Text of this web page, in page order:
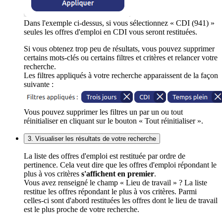
Dans l'exemple ci-dessus, si vous sélectionnez « CDI (941) »
seules les offres d'emploi en CDI vous seront restituées.
Si vous obtenez trop peu de résultats, vous pouvez supprimer
certains mots-clés ou certains filtres et critères et relancer votre
recherche.
Les filtres appliqués à votre recherche apparaissent de la façon
suivante :
Vous pouvez supprimer les filtres un par un ou tout
réinitialiser en cliquant sur le bouton « Tout réinitialiser ».
3. Visualiser les résultats de votre recherche
La liste des offres d'emploi est restituée par ordre de
pertinence. Cela veut dire que les offres d'emploi répondant le
plus à vos critères s'affichent en premier.
Vous avez renseigné le champ « Lieu de travail » ? La liste
restitue les offres répondant le plus à vos critères. Parmi
celles-ci sont d'abord restituées les offres dont le lieu de travail
est le plus proche de votre recherche.